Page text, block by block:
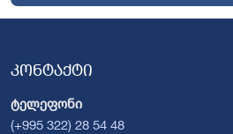
კონტაქტი
ტელეფონი
(+995 322) 28 54 48